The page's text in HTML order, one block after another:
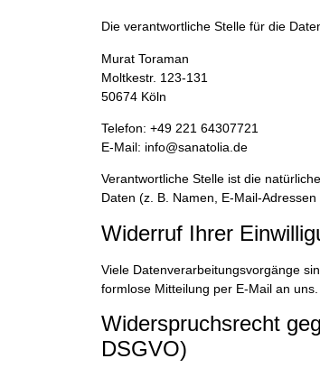
Die verantwortliche Stelle für die
Murat Toraman
Moltkestr. 123-131
50674 Köln
Telefon: +49 221 64307721
E-Mail: info@sanatolia.de
Verantwortliche Stelle ist die
Daten (z. B. Namen, E-Mail-
Widerruf Ihrer
Viele Datenverarbeitungsvorgänge
formlose Mitteilung per E-Mail an
Widerspruchsrecht
DSGVO)